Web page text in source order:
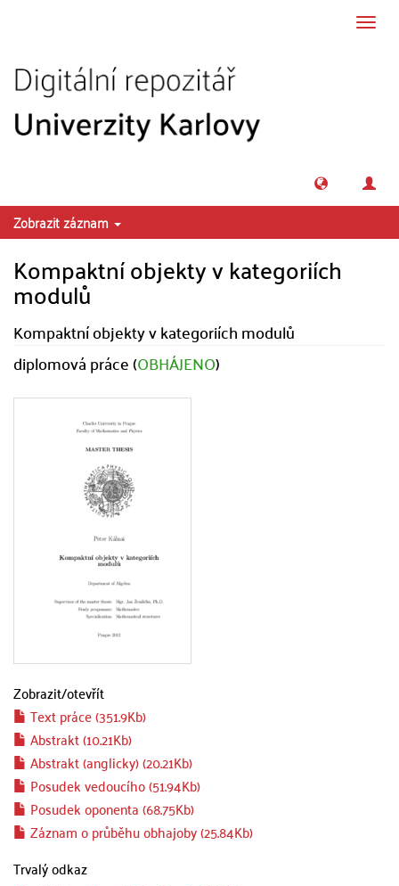
Zobrazit záznam
Kompaktní objekty v kategoriích
modulů
Kompaktní objekty v kategoriích modulů
diplomová práce (OBHÁJENO)
Zobrazit/otevřít
Text práce (351.9Kb)
Abstrakt (10.21Kb)
Abstrakt (anglicky) (20.21Kb)
Posudek vedoucího (51.94Kb)
Posudek oponenta (68.75Kb)
Záznam o průběhu obhajoby (25.84Kb)
Trvalý odkaz